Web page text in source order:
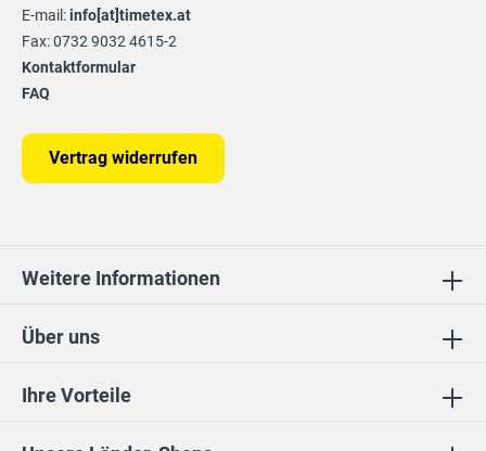
Ihre Vorteile
Über uns
E-mail:info[at]timetex.at
Fax: 0732 9032 4615-2
Kontaktformular
FAQ
Vertrag widerrufen
Weitere Informationen